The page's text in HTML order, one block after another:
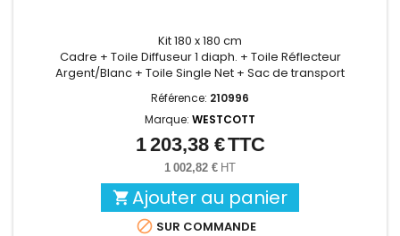
Kit 180 x 180 cm
Cadre + Toile Diffuseur 1 diaph. + Toile Réflecteur
Argent/Blanc + Toile Single Net + Sac de transport
Référence: 210996
Marque: WESTCOTT
Prix
1 203,38 €TTC
1 002,82 € HT
 Ajouter au panier
 SUR COMMANDE